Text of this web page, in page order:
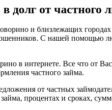
от частного
и близлежащих
С нашей
в интернете. Все что от
частного займа.
от частных
процентах и сроках,